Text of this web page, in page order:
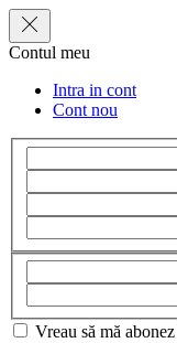
Contul meu
Intra in cont
Cont nou
Vreau să mă